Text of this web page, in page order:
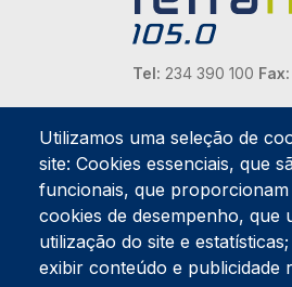
Tel: 234 390 100 Fax:
Endereço Postal
Apartado 42
Rua Gil Eanes 31
3834-908 Gafanha
Estúdios
Rua Prior Guerra
Edifício do Centro
Utilizamos uma seleção de
site: Cookies essenciais, que
funcionais, que
cookies de desempenho, que
utilização do site e
exibir conteúdo e publicidade